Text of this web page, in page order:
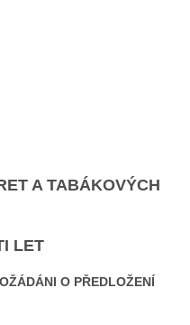
A TABÁKOVÝCH
LET
O PŘEDLOŽENÍ